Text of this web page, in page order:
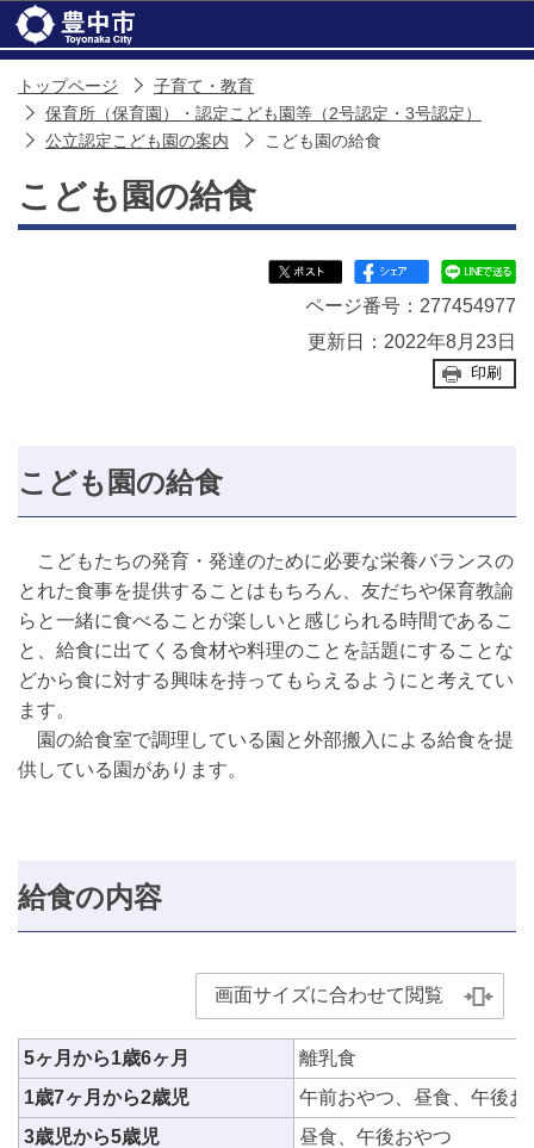
トップページ
子育て・教育
保育所（保育園）・認定こども園等（2号認定・3号認定）
公立認定こども園の案内
こども園の給食
こども園の給食
ページ番号：277454977
更新日：2022年8月23日
印刷
こども園の給食
こどもたちの発育・発達のために必要な栄養バランスの
とれた食事を提供することはもちろん、友だちや保育教諭
らと一緒に食べることが楽しいと感じられる時間であるこ
と、給食に出てくる食材や料理のことを話題にすることな
どから食に対する興味を持ってもらえるようにと考えてい
ます。
園の給食室で調理している園と外部搬入による給食を提
供している園があります。
給食の内容
画面サイズに合わせて閲覧
5ヶ月から1歳6ヶ月
離乳食
1歳7ヶ月から2歳児
午前おやつ、昼食、午後お
3歳児から5歳児
昼食、午後おやつ